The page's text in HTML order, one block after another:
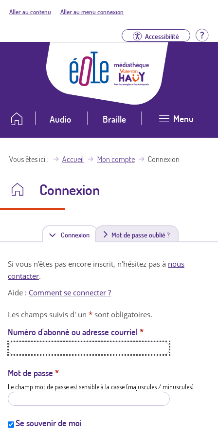
Aller au contenu Aller au menu connexion
Accessibilité
Audio Braille Menu
Vous êtes ici Accueil Mon compte Connexion
Connexion
Connexion(
n
t
a
t
i
Mot de passe oublié ?
Si vous n'êtes pas encore inscrit, n'hésitez pas à nous
contacter.
Aide : Comment se connecter ?
Les champs suivis d' un * sont obligatoires.
Numéro d'abonné ou adresse courriel *
Mot de passe *
Le champ mot de passe est sensible à la casse (majuscules / minuscules)
Se souvenir de moi